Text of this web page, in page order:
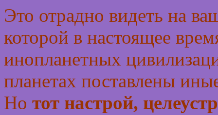
Это отрадно видеть на
которой в настоящее
инопланетных
планетах поставлены
Но тот настрой,